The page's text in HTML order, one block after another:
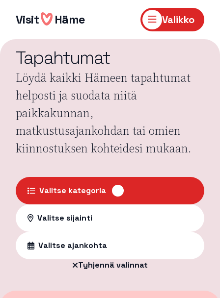
sisältöön
Visit Häme Valikko
Tapahtumat
Löydä kaikki Hämeen tapahtumat
helposti ja suodata niitä
paikkakunnan,
matkustusajankohdan tai omien
kiinnostuksen kohteidesi mukaan.
Valitse kategoria
Valitse sijainti
Valitse ajankohta
Tyhjennä valinnat